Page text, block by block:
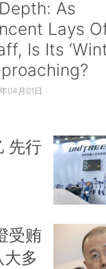
As
Lays
Is Its
04月01日
先行
受贿
多